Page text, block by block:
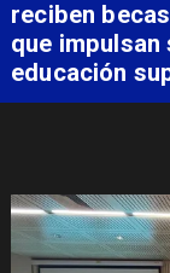
consolidar el
como
Libertadores